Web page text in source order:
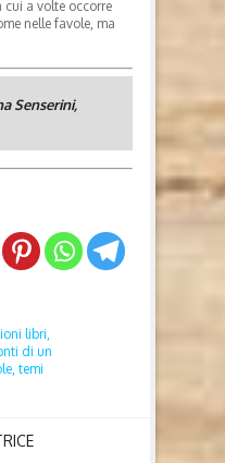
cui a volte occorre
nelle favole, ma
Senserini,
libri,
di un
temi